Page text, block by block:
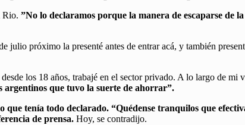
Rio. ”No lo declaramos porque la manera de escaparse
julio próximo la presenté antes de entrar acá, y también
los 18 años, trabajé en el sector privado. A lo largo de
argentinos que tuvo la suerte de ahorrar”.
tenía todo declarado. “Quédense tranquilos que
de prensa. Hoy, se contradijo.